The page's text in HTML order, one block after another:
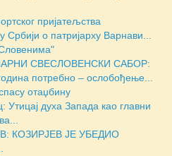
пријатељства
Србији о патријарху Варнави...
СВЕСЛОВЕНСКИ САБОР:
потребно – ослобођење...
отаџбину
Утицај духа Запада као главни
КОЗИРЈЕВ ЈЕ УБЕДИО